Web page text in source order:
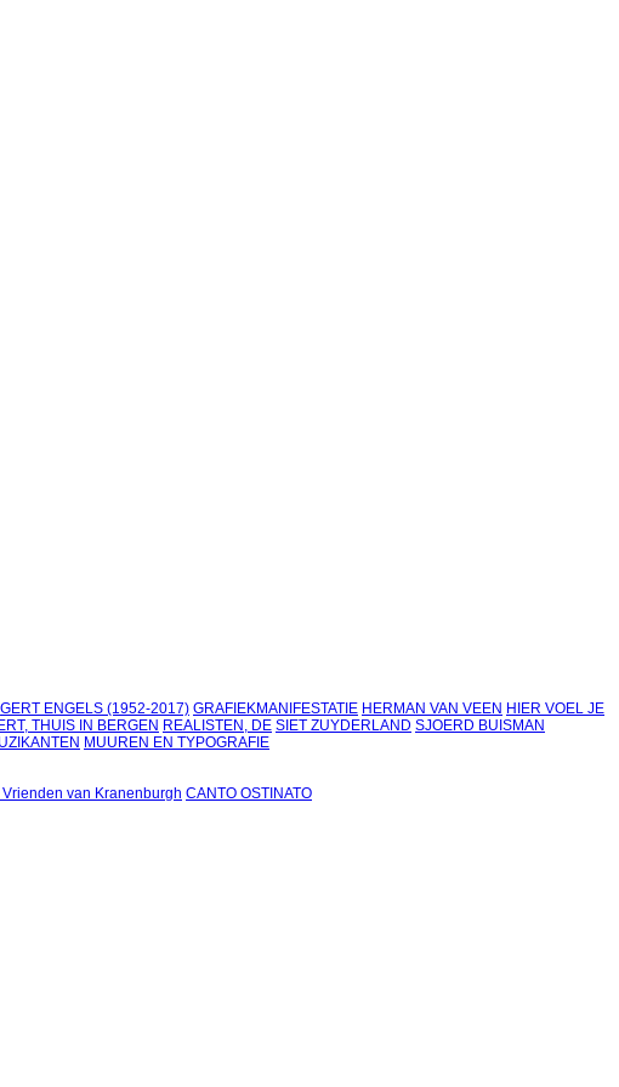
GERT ENGELS (1952-2017) GRAFIEKMANIFESTATIE HERMAN VAN VEEN HIER VOEL JE
THUIS IN BERGEN REALISTEN, DE SIET ZUYDERLAND SJOERD BUISMAN
MUUREN EN TYPOGRAFIE
van Kranenburgh CANTO OSTINATO